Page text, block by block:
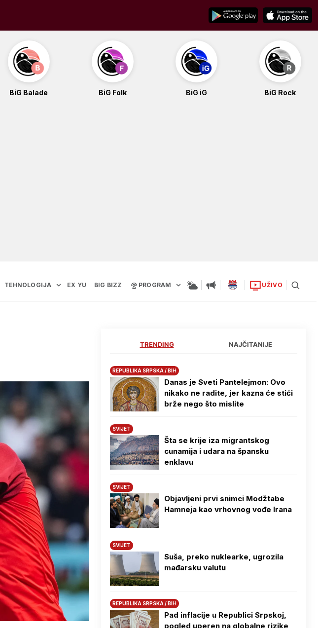
BiG Balade BiG Folk BiG iG BiG Rock
TEHNOLOGIJA EX YU BIG BIZZ PROGRAM UŽIVO
TRENDING NAJČITANIJE
REPUBLIKA SRPSKA / BIH
Danas je Sveti Pantelejmon: Ovo
nikako ne radite, jer kazna će stići
brže nego što mislite
SVIJET
Šta se krije iza migrantskog
cunamija i udara na špansku
enklavu
SVIJET
Objavljeni prvi snimci Modžtabe
Hamneja kao vrhovnog vođe Irana
SVIJET
Suša, preko nuklearke, ugrozila
mađarsku valutu
REPUBLIKA SRPSKA / BIH
Pad inflacije u Republici Srpskoj,
pogled uperen na globalne rizike